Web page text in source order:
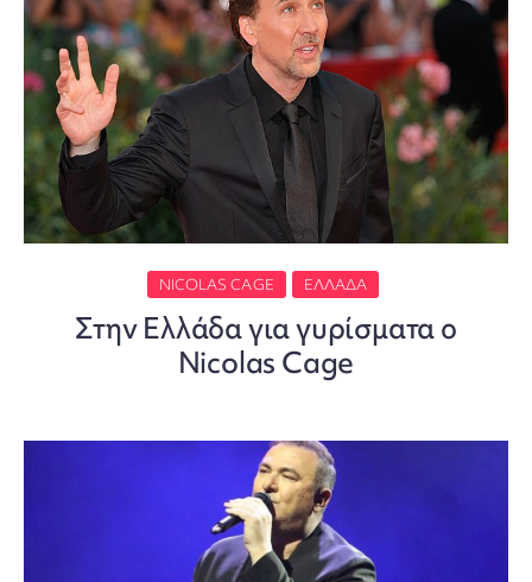
NICOLAS CAGE ΕΛΛΆΔΑ
Στην Ελλάδα για γυρίσματα ο
Nicolas Cage